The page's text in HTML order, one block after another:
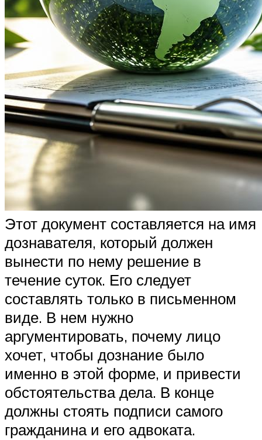
Этот документ составляется на имя
дознавателя, который должен
вынести по нему решение в
течение суток. Его следует
составлять только в письменном
виде. В нем нужно
аргументировать, почему лицо
хочет, чтобы дознание было
именно в этой форме, и привести
обстоятельства дела. В конце
должны стоять подписи самого
гражданина и его адвоката.